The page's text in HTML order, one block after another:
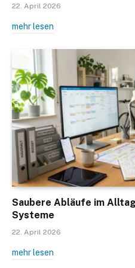
22. April 2026
mehr lesen
Saubere Abläufe im
Systeme
22. April 2026
mehr lesen